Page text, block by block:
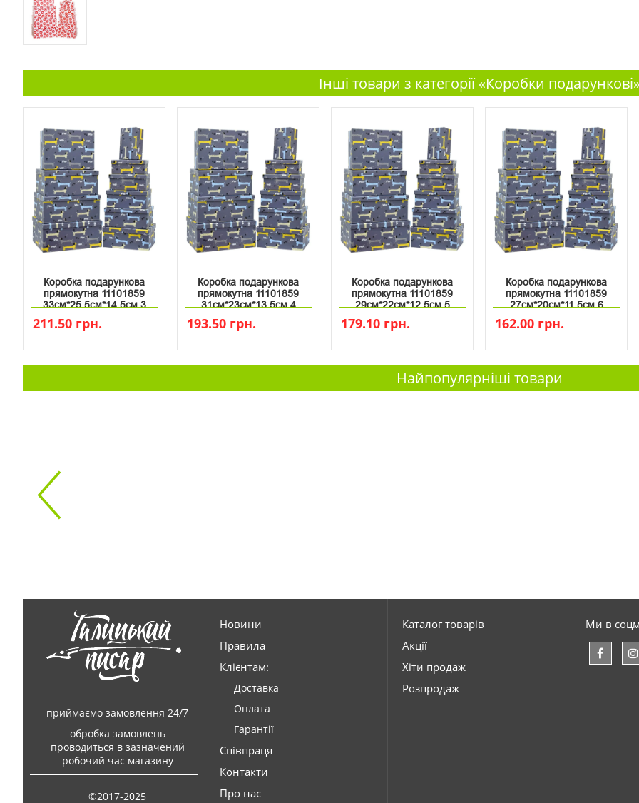
Інші товари з категорії «Коробки
Коробка подарункова
прямокутна 11101859
33см*25.5см*14.5см 3
211.50 грн.
Коробка подарункова
прямокутна 11101859
31см*23см*13.5см 4
193.50 грн.
Коробка подарункова
прямокутна 11101859
29см*22см*12.5см 5
179.10 грн.
Коробка подарункова
прямокутна 11101859
27см*20см*11.5см 6
162.00 грн.
Найпопулярніші товари
приймаємо замовлення 24/7
обробка замовлень
проводиться в зазначений
робочий час магазину
©2017-2025
Новини
Правила
Клієнтам:
Доставка
Оплата
Гарантії
Співпраця
Контакти
Про нас
Каталог товарів
Акції
Хіти продаж
Розпродаж
Ми в